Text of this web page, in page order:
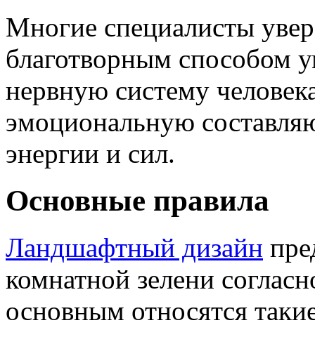
Многие специалисты
благотворным способом
нервную систему
эмоциональную
энергии и сил.
Основные правила
Ландшафтный дизайн
комнатной зелени
основным относятся